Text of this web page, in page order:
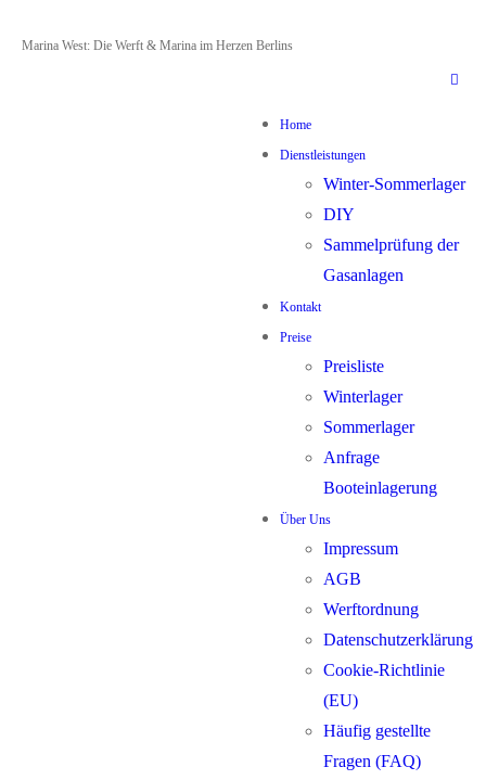
Zum
Menü
Schließen
Marina West: Die Werft & Marina im Herzen Berlins
Home
Dienstleistungen
Winter-Sommerlager
DIY
Sammelprüfung der
Gasanlagen
Kontakt
Preise
Preisliste
Winterlager
Sommerlager
Anfrage
Booteinlagerung
Über Uns
Impressum
AGB
Werftordnung
Datenschutzerklärung
Cookie-Richtlinie
(EU)
Häufig gestellte
Fragen (FAQ)